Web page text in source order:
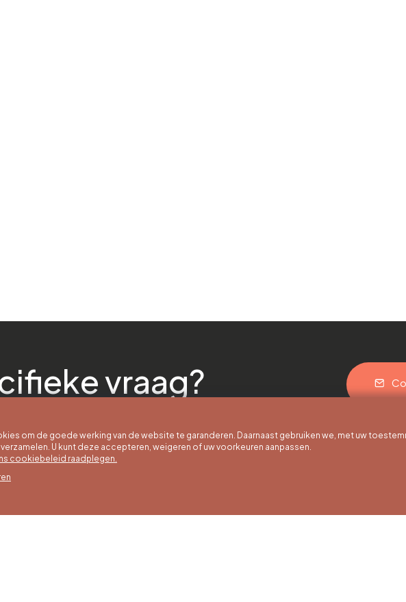
vraag?
om de goede werking van de website te garanderen. Daarnaast gebruiken we, met uw
U kunt deze accepteren, weigeren of uw voorkeuren aanpassen.
cookiebeleid raadplegen.